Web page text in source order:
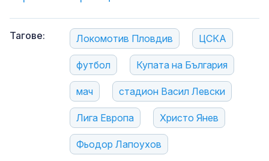
Тагове: Локомотив Пловдив ЦСКА
футбол Купата на България
мач стадион Васил Левски
Лига Европа Христо Янев
Фьодор Лапоухов